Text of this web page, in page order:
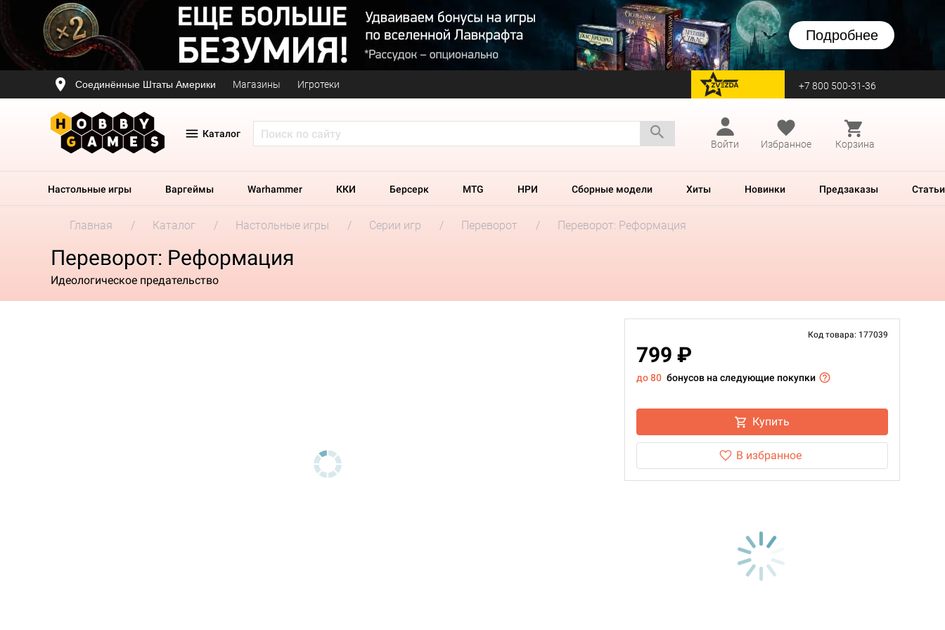
Подробнее
Соединённые Штаты Америки Магазины Игротеки перейти на Zvezda +7 800 500-31-36
Каталог
Войти
Избранное Корзина
Настольные игры Варгеймы Warhammer ККИ Берсерк MTG НРИ Сборные модели Хиты Новинки Предзаказы Статьи
Главная Каталог Настольные игры Серии игр Переворот Переворот: Реформация
Переворот: Реформация
Идеологическое предательство
Код товара: 177039
799 ₽
до 80 бонусов на следующие покупки
Купить
В избранное